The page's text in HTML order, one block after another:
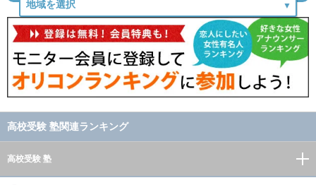
高校受験 塾関連ランキング
高校受験 塾